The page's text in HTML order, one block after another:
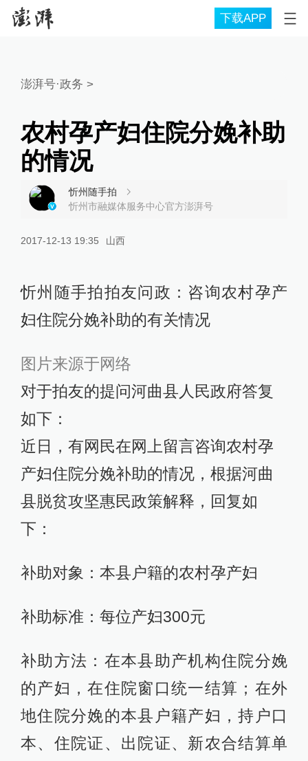
下载APP
澎湃号·政务 >
农村孕产妇住院分娩补助
的情况
忻州随手拍
忻州市融媒体服务中心官方澎湃号
2017-12-13 19:35 山西
忻州随手拍拍友问政：咨询农村孕产
妇住院分娩补助的有关情况
图片来源于网络
对于拍友的提问河曲县人民政府答复
如下：
近日，有网民在网上留言咨询农村孕
产妇住院分娩补助的情况，根据河曲
县脱贫攻坚惠民政策解释，回复如
下：
补助对象：本县户籍的农村孕产妇
补助标准：每位产妇300元
补助方法：在本县助产机构住院分娩
的产妇，在住院窗口统一结算；在外
地住院分娩的本县户籍产妇，持户口
本、住院证、出院证、新农合结算单